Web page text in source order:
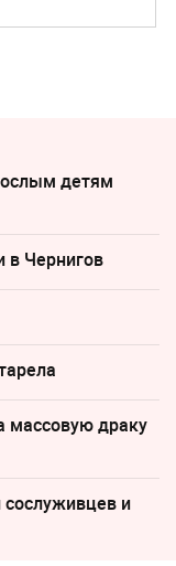
детям
в Чернигов
массовую драку
сослуживцев и